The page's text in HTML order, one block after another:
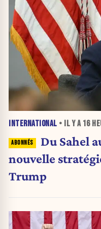
INTERNATIONAL • IL Y A 16
Du Sahel
nouvelle
Trump